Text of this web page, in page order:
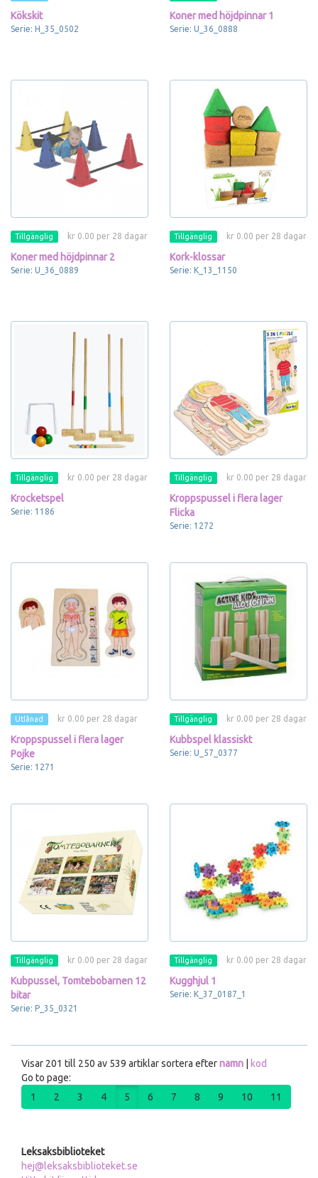
Kökskit
Serie: H_35_0502
Koner med höjdpinnar 1
Serie: U_36_0888
Tillgänglig kr 0.00 per 28 dagar
Koner med höjdpinnar 2
Serie: U_36_0889
Tillgänglig kr 0.00 per 28 dagar
Kork-klossar
Serie: K_13_1150
Tillgänglig kr 0.00 per 28 dagar
Krocketspel
Serie: 1186
Tillgänglig kr 0.00 per 28 dagar
Kroppspussel i flera lager
Flicka
Serie: 1272
Utlånad kr 0.00 per 28 dagar
Kroppspussel i flera lager
Pojke
Serie: 1271
Tillgänglig kr 0.00 per 28 dagar
Kubbspel klassiskt
Serie: U_57_0377
Tillgänglig kr 0.00 per 28 dagar
Kubpussel, Tomtebobarnen 12
bitar
Serie: P_35_0321
Tillgänglig kr 0.00 per 28 dagar
Kugghjul 1
Serie: K_37_0187_1
Visar 201 till 250 av 539 artiklar sortera efternamn
kod
Go to page:
1
2 3 4 5 6 7 8 9 10 11
Leksaksbiblioteket
hej@leksaksbiblioteket.se